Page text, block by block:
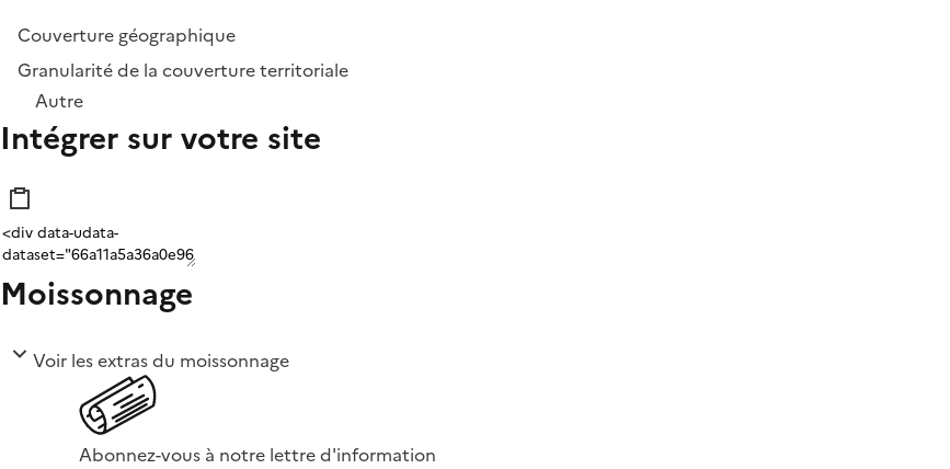
Couverture géographique
Granularité de la couverture territoriale
Autre
Intégrer sur votre site
Moissonnage
Voir les extras du moissonnage
Abonnez-vous à notre lettre d'information